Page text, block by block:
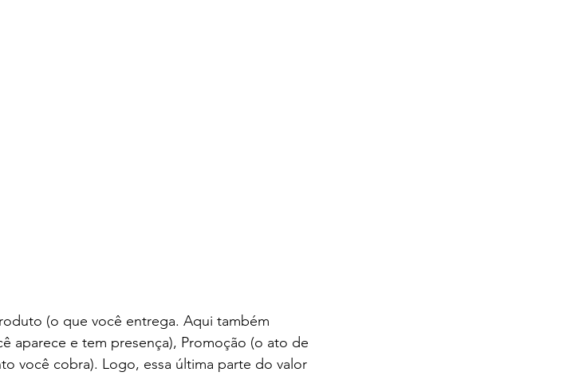
(o que você entrega. Aqui também
aparece e tem presença), Promoção (o ato de
você cobra). Logo, essa última parte do valor